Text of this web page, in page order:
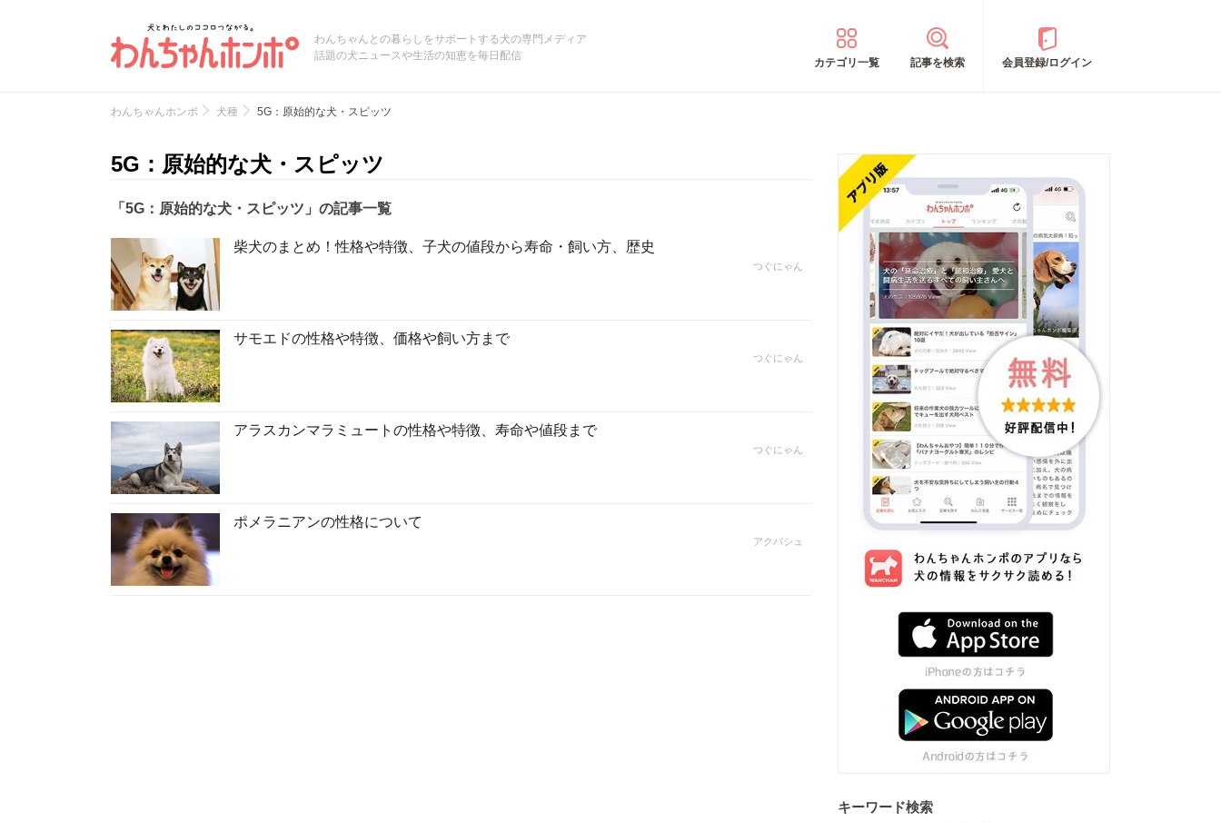
わんちゃんとの暮らしをサポートする犬の専門メディア
話題の犬ニュースや生活の知恵を毎日配信
カテゴリ一覧 記事を検索 会員登録/ログイン
わんちゃんホンポ 犬種 5G：原始的な犬・スピッツ
5G：原始的な犬・スピッツ
「5G：原始的な犬・スピッツ」の記事一覧
柴犬のまとめ！性格や特徴、子犬の値段から寿命・飼い方、歴史
つぐにゃん
サモエドの性格や特徴、価格や飼い方まで
つぐにゃん
アラスカンマラミュートの性格や特徴、寿命や値段まで
つぐにゃん
ポメラニアンの性格について
アクバシュ
キーワード検索